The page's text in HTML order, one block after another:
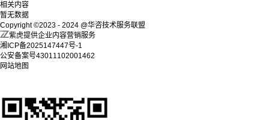
相关内容
暂无数据
Copyright ©2023 - 2024 @华咨技术服务联盟
紫虎提供企业内容营销服务
湘ICP备2025147447号-1
公安备案号43011102001462
网站地图